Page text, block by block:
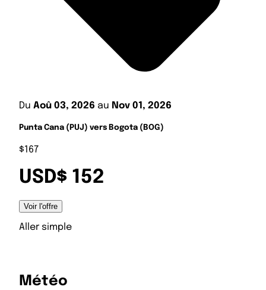
Du Aoû 03, 2026 au Nov 01, 2026
Punta Cana (PUJ) vers Bogota (BOG)
$167
USD$ 152
Voir l'offre
Aller simple
Météo